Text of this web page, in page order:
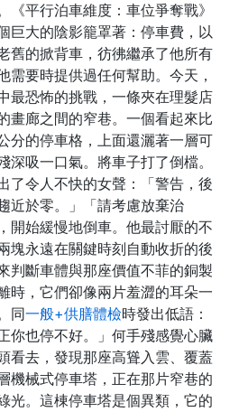
《平行泊車維度：車位爭奪戰》
巨大的陰影籠罩著：停車費，以
舊的掀背車，彷彿繼承了他所有
需要時提供過任何幫助。今天，
最恐怖的挑戰，一條夾在理髮店
畫廊之間的窄巷。一個看起來比
分的停車格，上面還灑著一層可
深吸一口氣。將車子打了倒檔。
了令人不快的女聲：「警告，後
近於零。」「請考慮放棄治
開始緩慢地倒車。他最討厭的不
塊永遠在關鍵時刻自動收折的後
判斷車體與那座價值不菲的銅製
時，它們卻像兩片羞澀的耳朵一
同一般+供膳體檢時發出低語：
你也停不好。」何手殘感覺心臟
看去，發現那座高聳入雲、覆蓋
機械式停車塔，正在那片窄巷的
光。這棟停車塔是個異類，它的